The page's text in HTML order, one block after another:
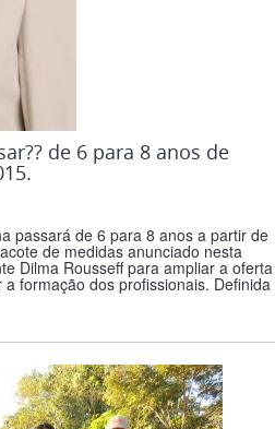
de 6 para 8 anos de
passará de 6 para 8 anos a partir de
de medidas anunciado nesta
Dilma Rousseff para ampliar a oferta
formação dos profissionais. Definida